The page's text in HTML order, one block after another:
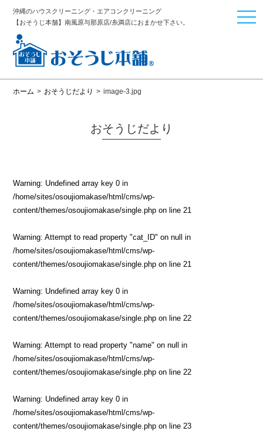
沖縄のハウスクリーニング・エアコンクリーニング
【おそうじ本舗】南風原与那原店/糸満店におまかせ下さい。
ホーム > おそうじだより > image-3.jpg
おそうじだより
Warning: Undefined array key 0 in
/home/sites/osoujiomakase/html/cms/wp-
content/themes/osoujiomakase/single.php on line 21
Warning: Attempt to read property "cat_ID" on null in
/home/sites/osoujiomakase/html/cms/wp-
content/themes/osoujiomakase/single.php on line 21
Warning: Undefined array key 0 in
/home/sites/osoujiomakase/html/cms/wp-
content/themes/osoujiomakase/single.php on line 22
Warning: Attempt to read property "name" on null in
/home/sites/osoujiomakase/html/cms/wp-
content/themes/osoujiomakase/single.php on line 22
Warning: Undefined array key 0 in
/home/sites/osoujiomakase/html/cms/wp-
content/themes/osoujiomakase/single.php on line 23